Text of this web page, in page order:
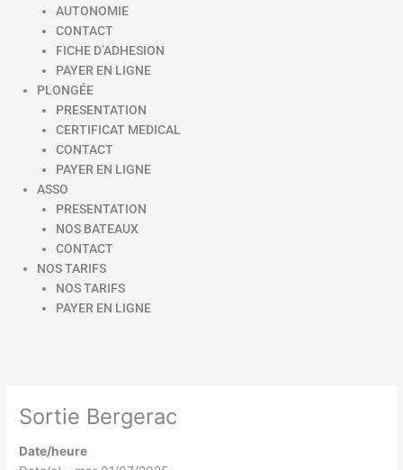
AUTONOMIE
CONTACT
FICHE D’ADHESION
PAYER EN LIGNE
PLONGÉE
PRESENTATION
CERTIFICAT MEDICAL
CONTACT
PAYER EN LIGNE
ASSO
PRESENTATION
NOS BATEAUX
CONTACT
NOS TARIFS
NOS TARIFS
PAYER EN LIGNE
Sortie Bergerac
Date/heure